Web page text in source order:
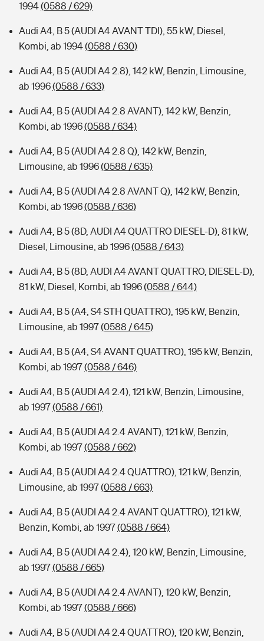
1994(0588 / 629)
Audi A4, B 5 (AUDI A4 AVANT TDI), 55 kW, Diesel,
Kombi, ab 1994(0588 / 630)
Audi A4, B 5 (AUDI A4 2.8), 142 kW, Benzin, Limousine,
ab 1996(0588 / 633)
Audi A4, B 5 (AUDI A4 2.8 AVANT), 142 kW, Benzin,
Kombi, ab 1996(0588 / 634)
Audi A4, B 5 (AUDI A4 2.8 Q), 142 kW, Benzin,
Limousine, ab 1996(0588 / 635)
Audi A4, B 5 (AUDI A4 2.8 AVANT Q), 142 kW, Benzin,
Kombi, ab 1996(0588 / 636)
Audi A4, B 5 (8D, AUDI A4 QUATTRO DIESEL-D), 81 kW,
Diesel, Limousine, ab 1996(0588 / 643)
Audi A4, B 5 (8D, AUDI A4 AVANT QUATTRO, DIESEL-D),
81 kW, Diesel, Kombi, ab 1996(0588 / 644)
Audi A4, B 5 (A4, S4 STH QUATTRO), 195 kW, Benzin,
Limousine, ab 1997(0588 / 645)
Audi A4, B 5 (A4, S4 AVANT QUATTRO), 195 kW, Benzin,
Kombi, ab 1997(0588 / 646)
Audi A4, B 5 (AUDI A4 2.4), 121 kW, Benzin, Limousine,
ab 1997(0588 / 661)
Audi A4, B 5 (AUDI A4 2.4 AVANT), 121 kW, Benzin,
Kombi, ab 1997(0588 / 662)
Audi A4, B 5 (AUDI A4 2.4 QUATTRO), 121 kW, Benzin,
Limousine, ab 1997(0588 / 663)
Audi A4, B 5 (AUDI A4 2.4 AVANT QUATTRO), 121 kW,
Benzin, Kombi, ab 1997(0588 / 664)
Audi A4, B 5 (AUDI A4 2.4), 120 kW, Benzin, Limousine,
ab 1997(0588 / 665)
Audi A4, B 5 (AUDI A4 2.4 AVANT), 120 kW, Benzin,
Kombi, ab 1997(0588 / 666)
Audi A4, B 5 (AUDI A4 2.4 QUATTRO), 120 kW, Benzin,